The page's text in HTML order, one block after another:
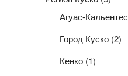
Агуас-Кальентес
Город Куско (2)
Кенко (1)